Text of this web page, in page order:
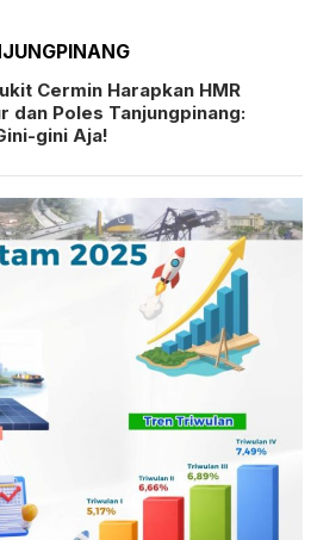
Cermin Harapkan HMR
dan Poles Tanjungpinang:
gini Aja!